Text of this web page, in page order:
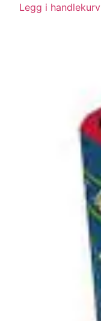
Legg i handlekurv